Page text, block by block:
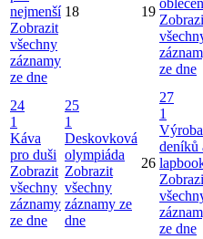
nejmenší
Zobrazit
všechny
záznamy
ze dne
18 19
ze dne
24
1
Káva
pro duši
Zobrazit
všechny
záznamy
ze dne
25
1
Deskovková
olympiáda
Zobrazit
všechny
záznamy ze
dne
26
27
1
Výroba
deníků
ze dne